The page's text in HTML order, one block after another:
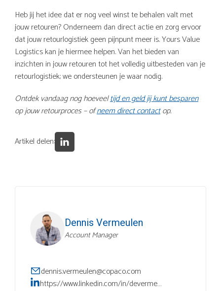
Heb jij het idee dat er nog veel winst te behalen valt met
jouw retouren? Onderneem dan direct actie en zorg ervoor
dat jouw retourlogistiek geen pijnpunt meer is. Yours Value
Logistics kan je hiermee helpen. Van het bieden van
inzichten in jouw retouren tot het volledig uitbesteden van je
retourlogistiek; we ondersteunen je waar nodig.
Ontdek vandaag nog hoeveeltijd en geld jij kunt besparen
op jouw retourproces – ofneem direct contactop.
Artikel delen:
Dennis Vermeulen
Account Manager
dennis.vermeulen@copaco.com
https://www.linkedin.com/in/devermeulen/